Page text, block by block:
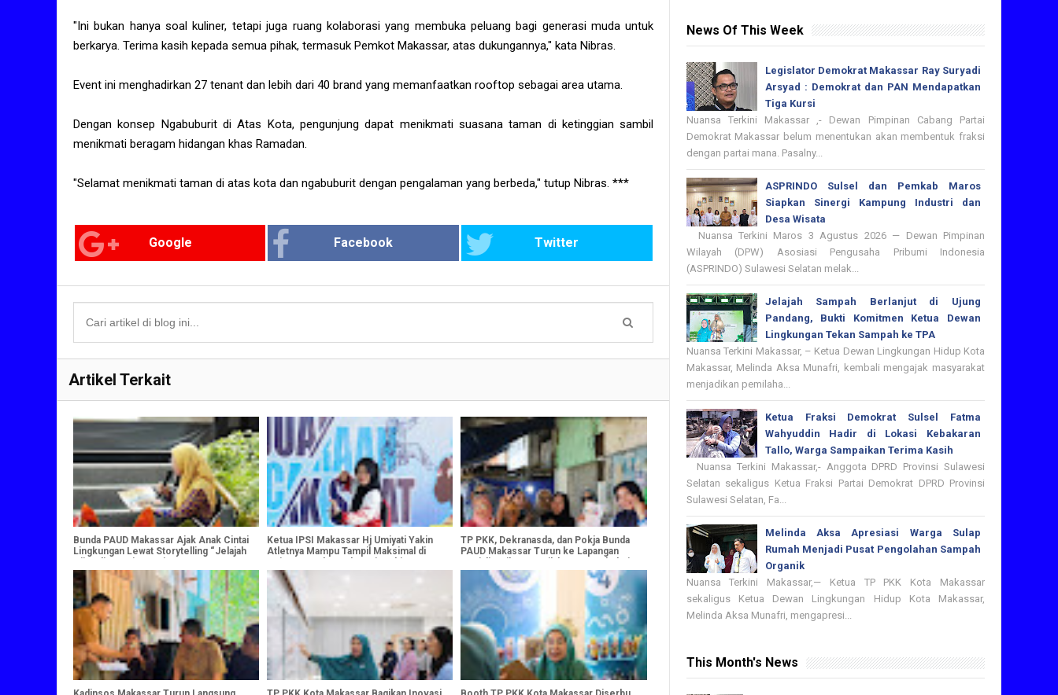
"Ini bukan hanya soal kuliner, tetapi juga ruang kolaborasi yang membuka peluang bagi generasi muda untuk
berkarya. Terima kasih kepada semua pihak, termasuk Pemkot Makassar, atas dukungannya," kata Nibras.
Event ini menghadirkan 27 tenant dan lebih dari 40 brand yang memanfaatkan rooftop sebagai area utama.
Dengan konsep Ngabuburit di Atas Kota, pengunjung dapat menikmati suasana taman di ketinggian sambil
menikmati beragam hidangan khas Ramadan.
"Selamat menikmati taman di atas kota dan ngabuburit dengan pengalaman yang berbeda," tutup Nibras. ***
Google Facebook Twitter
Artikel Terkait
Bunda PAUD Makassar Ajak Anak Cintai
Lingkungan Lewat Storytelling “Jelajah
Ketua IPSI Makassar Hj Umiyati Yakin
Atletnya Mampu Tampil Maksimal di
TP PKK, Dekranasda, dan Pokja Bunda
PAUD Makassar Turun ke Lapangan
Rumah
News Of This Week
Legislator Demokrat Makassar Ray Suryadi
Arsyad : Demokrat dan PAN Mendapatkan
Tiga Kursi
Nuansa Terkini Makassar ,- Dewan Pimpinan Cabang Partai
Demokrat Makassar belum menentukan akan membentuk fraksi
dengan partai mana. Pasalny...
ASPRINDO Sulsel dan Pemkab Maros
Siapkan Sinergi Kampung Industri dan
Desa Wisata
Nuansa Terkini Maros 3 Agustus 2026 — Dewan Pimpinan
Wilayah (DPW) Asosiasi Pengusaha Pribumi Indonesia
(ASPRINDO) Sulawesi Selatan melak...
Jelajah Sampah Berlanjut di Ujung
Pandang, Bukti Komitmen Ketua Dewan
Lingkungan Tekan Sampah ke TPA
Nuansa Terkini Makassar, – Ketua Dewan Lingkungan Hidup Kota
Makassar, Melinda Aksa Munafri, kembali mengajak masyarakat
menjadikan pemilaha...
Ketua Fraksi Demokrat Sulsel Fatma
Wahyuddin Hadir di Lokasi Kebakaran
Tallo, Warga Sampaikan Terima Kasih
Nuansa Terkini Makassar,- Anggota DPRD Provinsi Sulawesi
Selatan sekaligus Ketua Fraksi Partai Demokrat DPRD Provinsi
Sulawesi Selatan, Fa...
Melinda Aksa Apresiasi Warga Sulap
Rumah Menjadi Pusat Pengolahan Sampah
Organik
Nuansa Terkini Makassar,— Ketua TP PKK Kota Makassar
sekaligus Ketua Dewan Lingkungan Hidup Kota Makassar,
Melinda Aksa Munafri, mengapresi...
This Month's News